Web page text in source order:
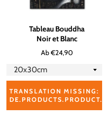
Tableau Bouddha
Noir et Blanc
Ab €24,90
TRANSLATION MISSING: